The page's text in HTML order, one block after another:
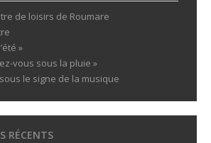
de loisirs de Roumare
»
vous sous la pluie »
le signe de la musique
RÉCENTS